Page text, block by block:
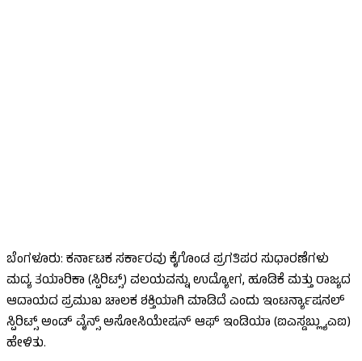
ಬೆಂಗಳೂರು: ಕರ್ನಾಟಕ ಸರ್ಕಾರವು ಕೈಗೊಂಡ ಪ್ರಗತಿಪರ ಸುಧಾರಣೆಗಳು
ಮದ್ಯ ತಯಾರಿಕಾ (ಸ್ಪಿರಿಟ್ಸ್) ವಲಯವನ್ನು ಉದ್ಯೋಗ, ಹೂಡಿಕೆ ಮತ್ತು ರಾಜ್ಯದ
ಆದಾಯದ ಪ್ರಮುಖ ಚಾಲಕ ಶಕ್ತಿಯಾಗಿ ಮಾಡಿದೆ ಎಂದು ಇಂಟರ್ನ್ಯಾಷನಲ್
ಸ್ಪಿರಿಟ್ಸ್ ಅಂಡ್ ವೈನ್ಸ್ ಅಸೋಸಿಯೇಷನ್ ಆಫ್ ಇಂಡಿಯಾ (ಐಎಸ್ಡಬ್ಲ್ಯುಎಐ)
ಹೇಳಿತು.